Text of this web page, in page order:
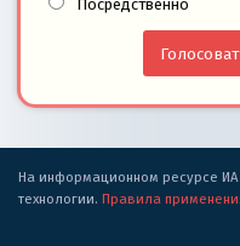
Посредственно
На информационном ресурсе ИА
технологии. Правила